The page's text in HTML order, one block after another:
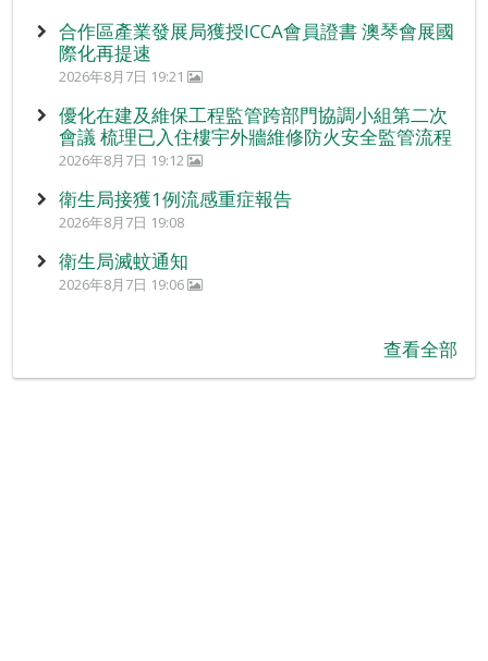
合作區產業發展局獲授ICCA會員證書 澳琴會展國
際化再提速
2026年8月7日 19:21
優化在建及維保工程監管跨部門協調小組第二次
會議 梳理已入住樓宇外牆維修防火安全監管流程
2026年8月7日 19:12
衛生局接獲1例流感重症報告
2026年8月7日 19:08
衛生局滅蚊通知
2026年8月7日 19:06
查看全部